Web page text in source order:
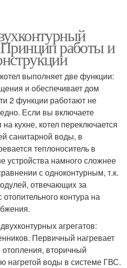
работы и
выполняет две функции:
и обеспечивает дом
2 функции работают не
Если вы включаете
кухне, котел переключается
санитарной воды, в
теплоноситель в
устройства намного сложнее
с одноконтурным, т.к.
отвечающих за
контура на
агрегатов:
Первичный нагревает
отопления, вторичный
нагретой воды в системе ГВС.